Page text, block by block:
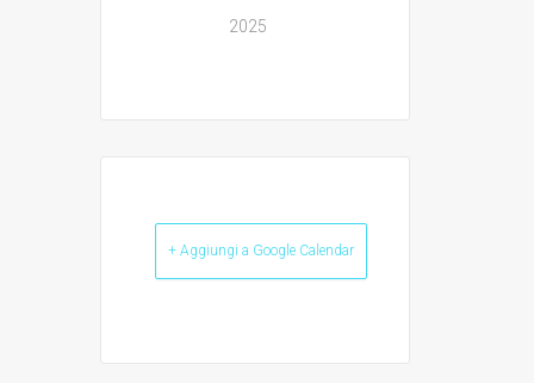
2025
+ Aggiungi a Google Calendar